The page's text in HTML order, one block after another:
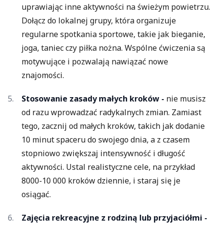
uprawiając inne aktywności na świeżym powietrzu.
Dołącz do lokalnej grupy, która organizuje
regularne spotkania sportowe, takie jak bieganie,
joga, taniec czy piłka nożna. Wspólne ćwiczenia są
motywujące i pozwalają nawiązać nowe
znajomości.
Stosowanie zasady małych kroków - nie musisz
od razu wprowadzać radykalnych zmian. Zamiast
tego, zacznij od małych kroków, takich jak dodanie
10 minut spaceru do swojego dnia, a z czasem
stopniowo zwiększaj intensywność i długość
aktywności. Ustal realistyczne cele, na przykład
8000-10 000 kroków dziennie, i staraj się je
osiągać.
Zajęcia rekreacyjne z rodziną lub przyjaciółmi -